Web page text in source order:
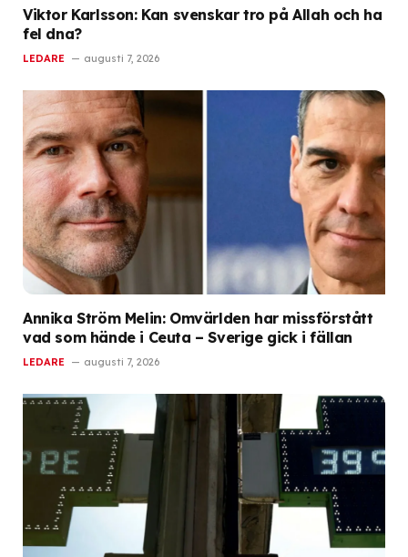
Viktor Karlsson: Kan svenskar tro på Allah och ha
fel dna?
LEDARE augusti 7, 2026
Annika Ström Melin: Omvärlden har missförstått
vad som hände i Ceuta – Sverige gick i fällan
LEDARE augusti 7, 2026